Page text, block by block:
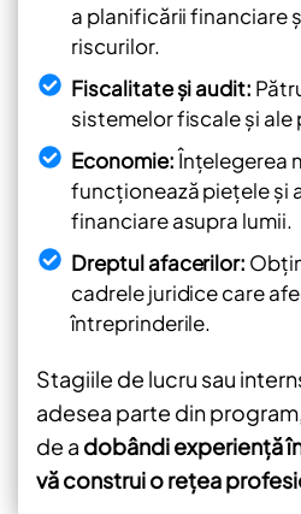
a planificării financiare
riscurilor.
Fiscalitate și audit:
sistemelor fiscale și
Economie:Înțelegerea
funcționează piețele și
financiare asupra lumii.
Dreptul afacerilor:
cadrele juridice care
întreprinderile.
Stagiile de lucru sau
adesea parte din
de a dobândi experiență
vă construi o rețea